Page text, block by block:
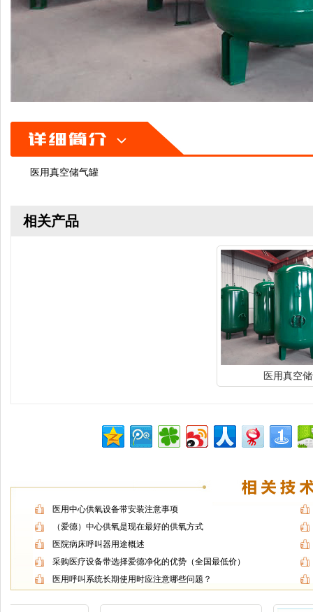
医用真空储气罐
相关产品
医用真空
医用中心供氧设备带安装注意事项
（爱德）中心供氧是现在最好的供氧方式
医院病床呼叫器用途概述
采购医疗设备带选择爱德净化的优势（全国最低价）
医用呼叫系统长期使用时应注意哪些问题？